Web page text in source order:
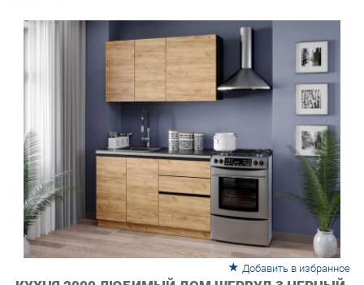
Добавить в избранное
КУХНЯ 2000 ЛЮБИМЫЙ ДОМ ШЕРВУД 3 ЧЕРНЫЙ